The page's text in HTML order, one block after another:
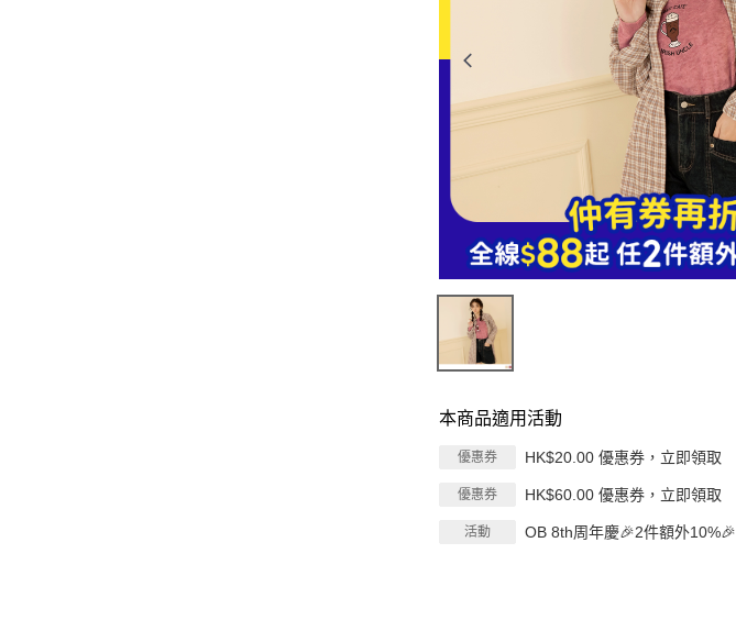
本商品適用活動
優惠券 HK$20.00 優惠券，立即領取
優惠券 HK$60.00 優惠券，立即領取
活動 OB 8th周年慶🎉2件額外10%🎉